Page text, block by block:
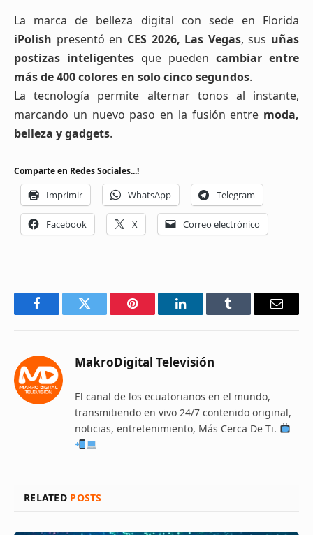
La marca de belleza digital con sede en Florida
iPolish presentó en CES 2026, Las Vegas, sus uñas
postizas inteligentes que pueden cambiar entre
más de 400 colores en solo cinco segundos.
La tecnología permite alternar tonos al instante,
marcando un nuevo paso en la fusión entre moda,
belleza y gadgets.
Comparte en Redes Sociales...!
Imprimir WhatsApp Telegram
Facebook X Correo electrónico
FacebookTwitter Pinterest LinkedInTumblr Email
MakroDigital Televisión
El canal de los ecuatorianos en el mundo,
transmitiendo en vivo 24/7 contenido original,
noticias, entretenimiento, Más Cerca De Ti.
RELATED POSTS